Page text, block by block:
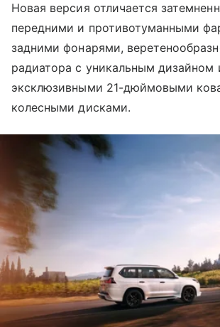
Новая версия отличается
передними и противотуманными
задними фонарями,
радиатора с уникальным дизайном
эксклюзивными 21-дюймовыми
колесными дисками.